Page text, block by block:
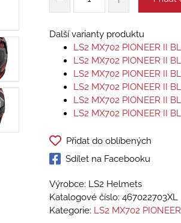
Další varianty produktu
LS2 MX702 PIONEER II
LS2 MX702 PIONEER II
LS2 MX702 PIONEER II
LS2 MX702 PIONEER II
LS2 MX702 PIONEER II
LS2 MX702 PIONEER II
Přidat do oblíbených
Sdílet na Facebooku
Výrobce: LS2 Helmets
Katalogové číslo: 467022703XL
Kategorie: LS2 MX702